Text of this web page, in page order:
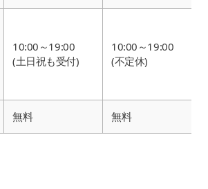
10:00～19:00
(土日祝も受付)
10:00～19:00
(不定休)
無料 無料